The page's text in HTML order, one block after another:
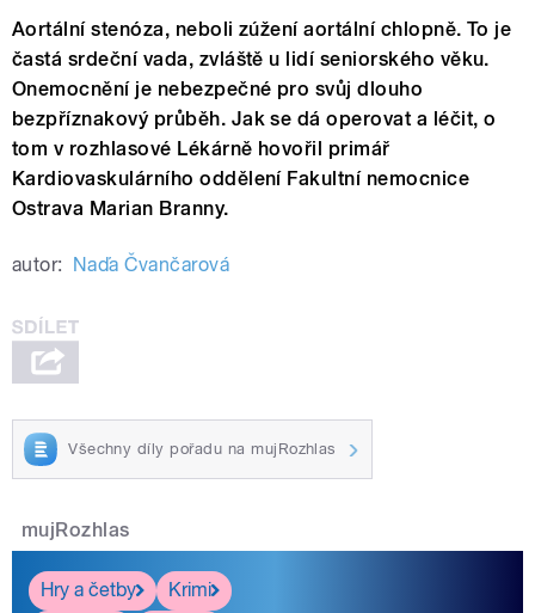
Aortální stenóza, neboli zúžení aortální chlopně. To je
častá srdeční vada, zvláště u lidí seniorského věku.
Onemocnění je nebezpečné pro svůj dlouho
bezpříznakový průběh. Jak se dá operovat a léčit, o
tom v rozhlasové Lékárně hovořil primář
Kardiovaskulárního oddělení Fakultní nemocnice
Ostrava Marian Branny.
autor: Naďa Čvančarová
Všechny díly pořadu na mujRozhlas
mujRozhlas
Hry a četby
Krimi